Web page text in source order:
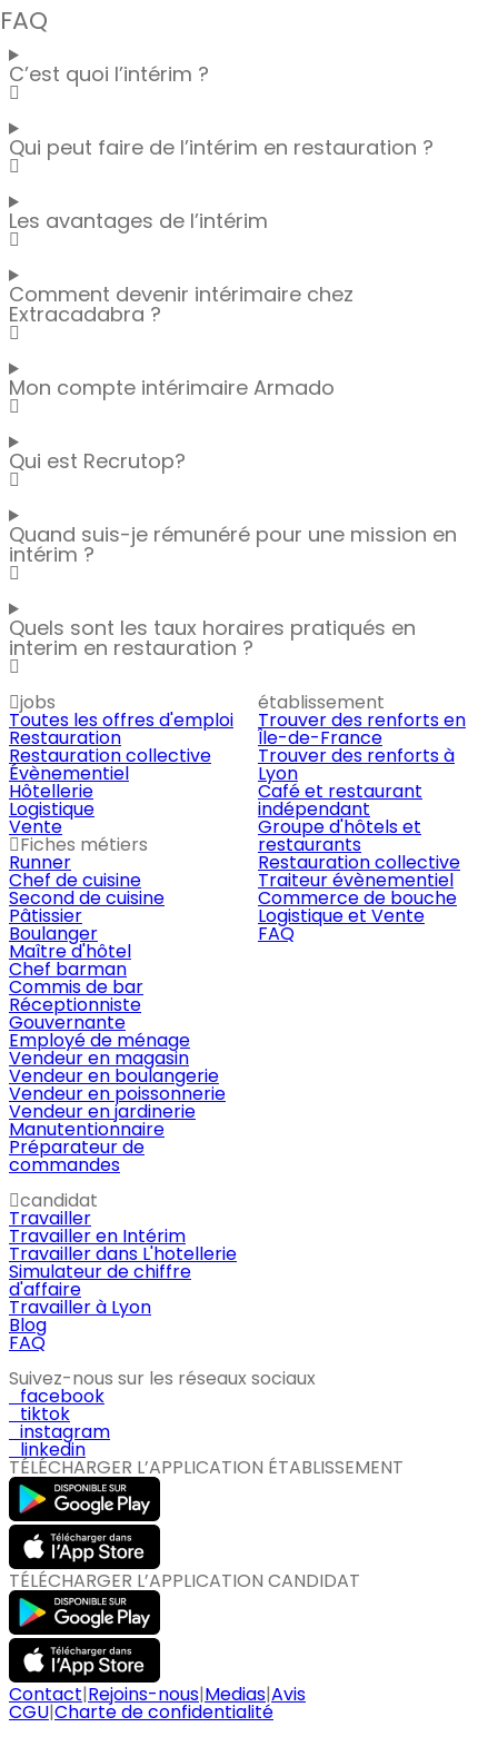
FAQ
C’est quoi l’intérim ?
Qui peut faire de l’intérim en restauration ?
Les avantages de l’intérim
Comment devenir intérimaire chez
Extracadabra ?
Mon compte intérimaire Armado
Qui est Recrutop?
Quand suis-je rémunéré pour une mission en
intérim ?
Quels sont les taux horaires pratiqués en
interim en restauration ?
jobs
Toutes les offres d'emploi
Restauration
Restauration collective
Évènementiel
Hôtellerie
Logistique
Vente
Fiches métiers
Runner
Chef de cuisine
Second de cuisine
Pâtissier
Boulanger
Maître d'hôtel
Chef barman
Commis de bar
Réceptionniste
Gouvernante
Employé de ménage
Vendeur en magasin
Vendeur en boulangerie
Vendeur en poissonnerie
Vendeur en jardinerie
Manutentionnaire
Préparateur de
commandes
établissement
Trouver des renforts en
Île-de-France
Trouver des renforts à
Lyon
Café et restaurant
indépendant
Groupe d'hôtels et
restaurants
Restauration collective
Traiteur évènementiel
Commerce de bouche
Logistique et Vente
FAQ
candidat
Travailler
Travailler en Intérim
Travailler dans L'hotellerie
Simulateur de chiffre
d'affaire
Travailler à Lyon
Blog
FAQ
Suivez-nous sur les réseaux sociaux
facebook
tiktok
instagram
linkedin
TÉLÉCHARGER L’APPLICATION ÉTABLISSEMENT
TÉLÉCHARGER L’APPLICATION CANDIDAT
Contact|Rejoins-nous|Medias|Avis
CGU|Charte de confidentialité